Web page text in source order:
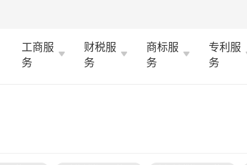
工商服
务
财税服
务
商标服
务
专利服
务